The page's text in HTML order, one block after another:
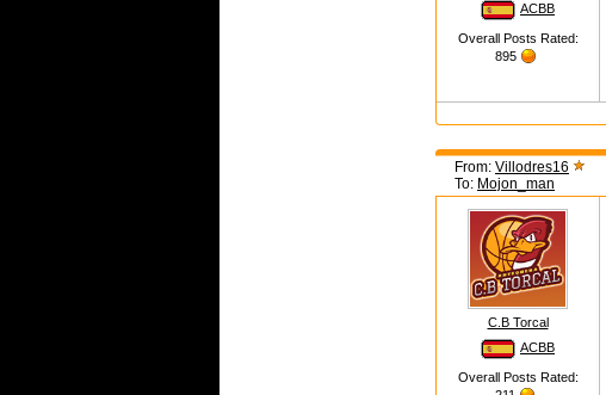
ACBB
Overall Posts Rated:
895
From: Villodres16
To: Mojon_man
C.B Torcal
ACBB
Overall Posts Rated: